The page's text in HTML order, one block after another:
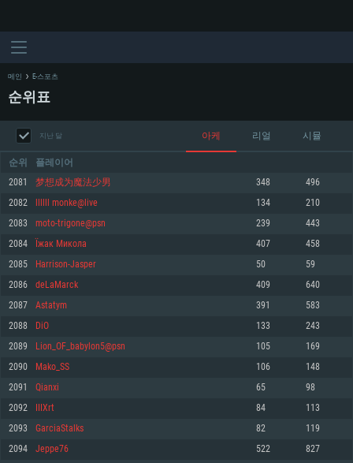
최소사양
운영체제: Windows 10 (64 bit)
프로세서: 2.2 GHz 듀얼코어 이상
메모리: 4GB
그래픽 카드: DirectX 11 이상을 지원하는 AMD Radeon 77XX / NVIDIA
GeForce GT 660. 최소 사양 해상도: 720p
네트워크: 브로드밴드 인터넷
여유 저장 공간: 22.1 GB (최소 클라이언트)
최소사양
운영체제: Mac OS Big Sur 11.0
프로세서: 최소 2.2 GHz의 Core i5 (Intel Xeon 은 지원하지 않습니다)
메모리: 6 GB
그래픽 카드: Metal 을 지원하는 Intel Iris Pro 5200 (Mac), 혹은 이와 비슷한 성
능을 가지는 Mac 버전의 AMD/Nvidia. 최소 해상도: 720p
네트워크: 브로드밴드 인터넷
여유 저장 공간: 22.1 GB (최소 클라이언트)
최소사양
운영체제: 64bit Linux 중 최신 버전
프로세서: 2.4 GHz 듀얼코어
메모리: 4 GB
그래픽 카드: Vulkan 을 지원하고, 최신 그래픽 드라이버를 지원하는 NVIDIA
660 (6개월 미만) 혹은 그와 동급의 성능을 가지며 최신 그래픽 드라이버를 지
원하는 AMD (6개월 미만; 최소사양 지원 해상도 720p)
네트워크: 브로드밴드 인터넷
여유 저장 공간: 22.1 GB (최소 클라이언트)
메인 E-스포츠
순위표
지난 달 아케 리얼 시뮬
순위 플레이어
2081 梦想成为魔法少男 348 496
2082 llllll monke@live 134 210
2083 moto-trigone@psn 239 443
2084 Їжак Микола 407 458
2085 Harrison-Jasper 50 59
2086 deLaMarck 409 640
2087 Astatym 391 583
2088 DiO 133 243
2089 Lion_OF_babylon5@psn 105 169
2090 Mako_SS 106 148
2091 Qianxi 65 98
2092 IIIXrt 84 113
2093 GarciaStalks 82 119
2094 Jeppe76 522 827